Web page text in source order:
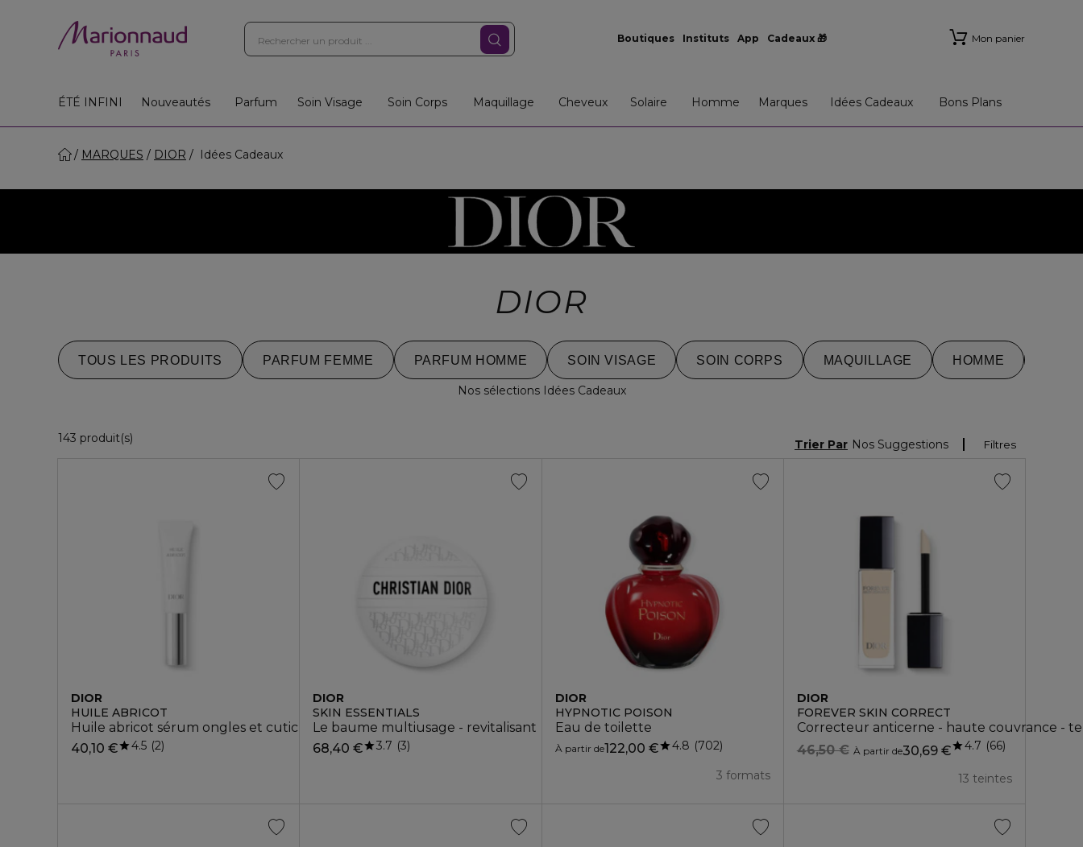
Boutiques Instituts App Cadeaux 🎁 Mon panier
ÉTÉ INFINI Nouveautés Parfum Soin Visage Soin Corps Maquillage Cheveux Solaire Homme Marques Idées Cadeaux Bons Plans
MARQUES DIOR Idées Cadeaux
DIOR
TOUS LES PRODUITS PARFUM FEMME PARFUM HOMME SOIN VISAGE SOIN CORPS MAQUILLAGE HOMME
Nos sélections Idées Cadeaux
143 produit(s) Filtres
Trier Par Nos Suggestions
DIOR
HUILE ABRICOT
Huile abricot sérum ongles et cuticules
40,10 €
4.5 2
DIOR
SKIN ESSENTIALS
Le baume multiusage - revitalisant
68,40 €
3.7 3
DIOR
HYPNOTIC POISON
Eau de toilette
À partir de122,00 €
3 formats
4.8 702
DIOR
FOREVER SKIN CORRECT
Correcteur anticerne - haute couvrance -
À partir de30,69 €
46,50 €
13 teintes
4.7 66